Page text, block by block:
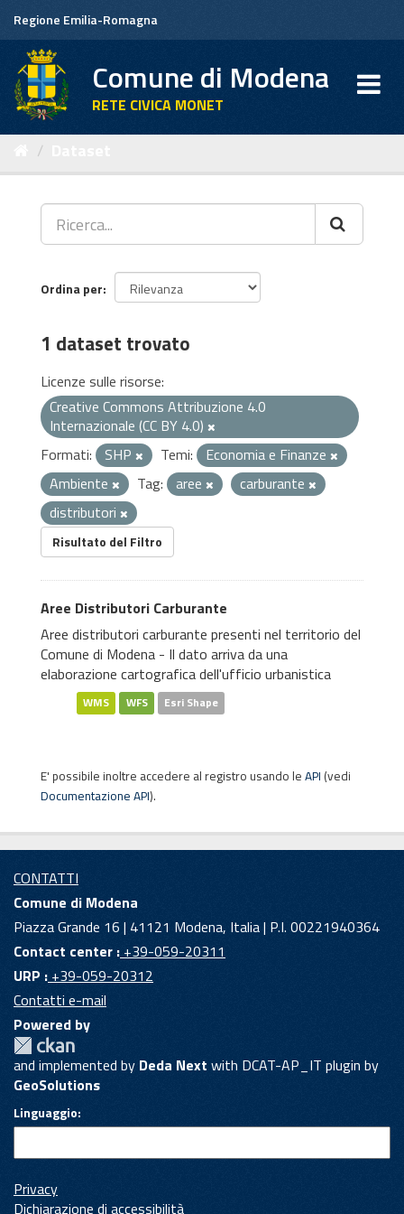
contenuto
Regione Emilia-Romagna
Comune di Modena
RETE CIVICA MONET
Ordina per
1 dataset trovato
Licenze sulle risorse:
Creative Commons Attribuzione 4.0
Internazionale (CC BY 4.0)
Formati:
SHP Temi:
Economia e Finanze
Ambiente
Tag: aree
carburante
distributori
Risultato del Filtro
Aree Distributori Carburante
Aree distributori carburante presenti nel territorio del
Comune di Modena - Il dato arriva da una
elaborazione cartografica dell'ufficio urbanistica
WMS WFS Esri Shape
E' possibile inoltre accedere al registro usando le API (vedi
Documentazione API).
CONTATTI
Comune di Modena
Piazza Grande 16 | 41121 Modena, Italia | P.I. 00221940364
Contact center : +39-059-20311
URP : +39-059-20312
Contatti e-mail
Powered by
and implemented by Deda Next with DCAT-AP_IT plugin by
GeoSolutions
Linguaggio
Privacy
Dichiarazione di accessibilità